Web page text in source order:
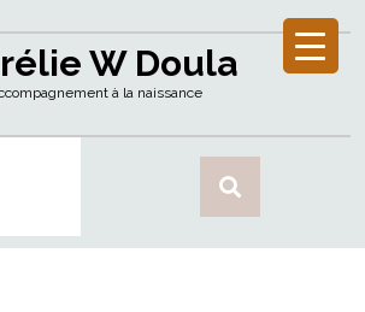
W Doula
à la naissance